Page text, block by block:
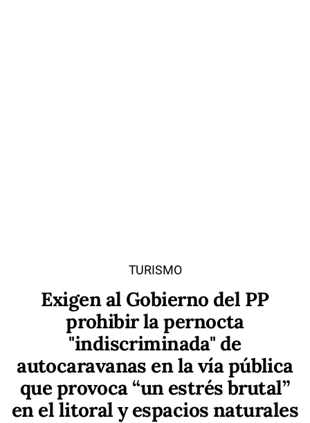
TURISMO
Exigen al Gobierno del PP
prohibir la pernocta
"indiscriminada" de
autocaravanas en la vía pública
que provoca “un estrés brutal”
en el litoral y espacios naturales